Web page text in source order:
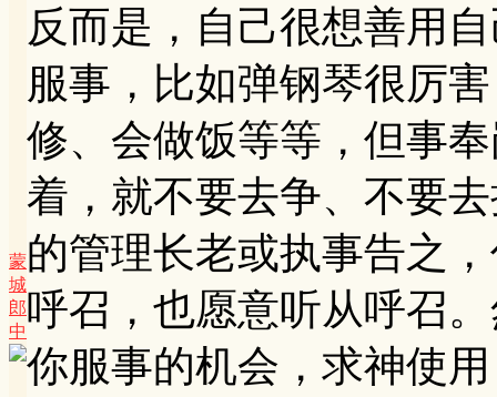
蒙
城
郎
中
反而是，自己很想善用
服事，比如弹钢琴很厉
修、会做饭等等，但事
着，就不要去争、不要
的管理长老或执事告之
呼召，也愿意听从呼召
你服事的机会，求神使